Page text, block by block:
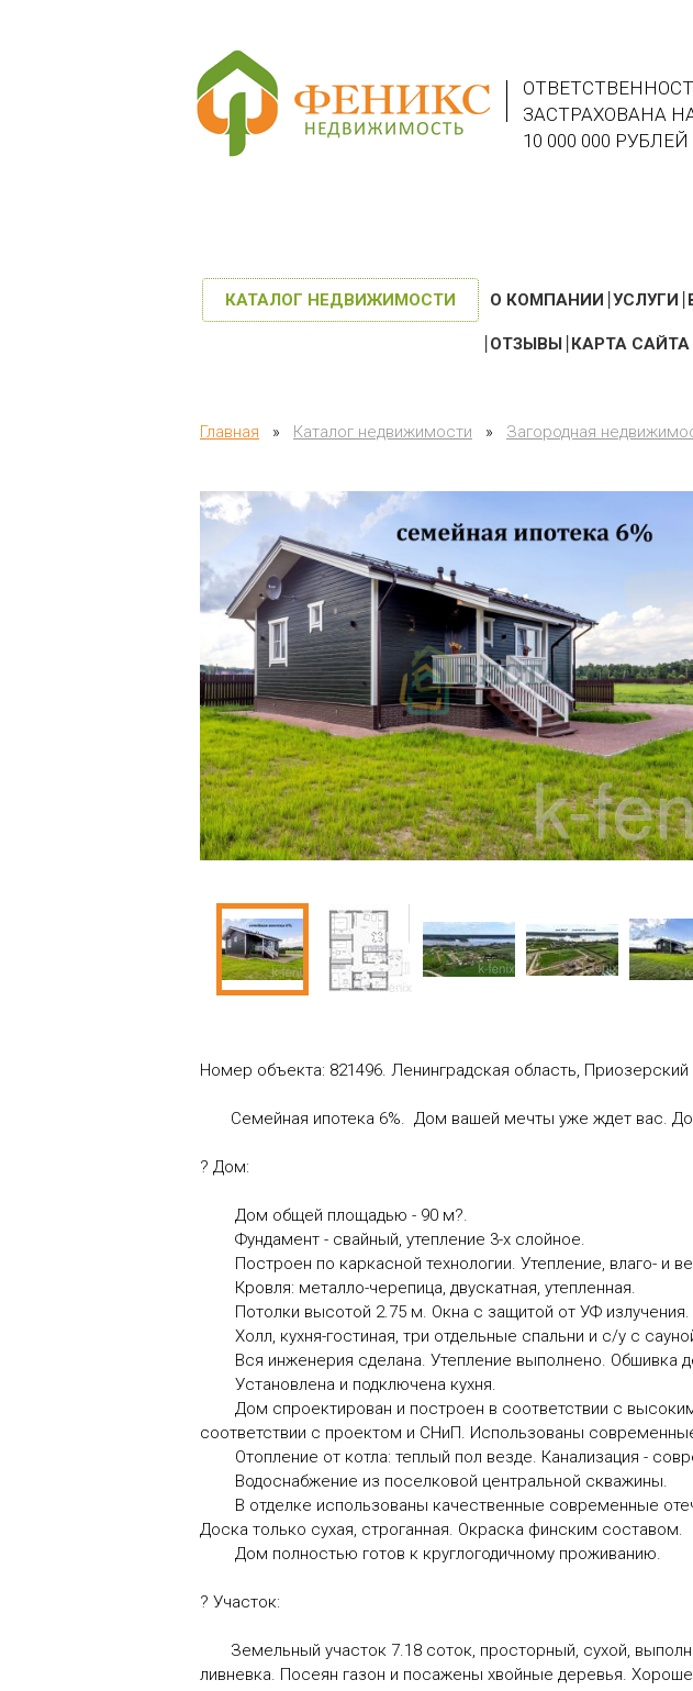
ЗАСТРАХОВАНА
10 000 000 РУБЛЕЙ
КАТАЛОГ НЕДВИЖИМОСТИ О КОМПАНИИ УСЛУГИ
ОТЗЫВЫ КАРТА САЙТА
Главная » Каталог недвижимости » Загородная
Номер объекта: 821496. Ленинградская область,
Семейная ипотека 6%. Дом вашей мечты уже ждет вас.
? Дом:
Дом общей площадью - 90 м?.
Фундамент - свайный, утепление 3-х слойное.
Построен по каркасной технологии. Утепление, влаго- и
Кровля: металло-черепица, двускатная, утепленная.
Потолки высотой 2.75 м. Окна с защитой от УФ излучения.
Холл, кухня-гостиная, три отдельные спальни и с/у с
Вся инженерия сделана. Утепление выполнено. Обшивка
Установлена и подключена кухня.
Дом спроектирован и построен в соответствии с
соответствии с проектом и СНиП. Использованы
Отопление от котла: теплый пол везде. Канализация -
Водоснабжение из поселковой центральной скважины.
В отделке использованы качественные современные
Доска только сухая, строганная. Окраска финским составом.
Дом полностью готов к круглогодичному проживанию.
? Участок:
Земельный участок 7.18 соток, просторный, сухой,
ливневка. Посеян газон и посажены хвойные деревья.